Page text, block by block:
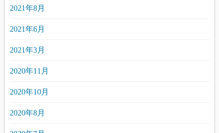
2021年8月
2021年6月
2021年3月
2020年11月
2020年10月
2020年8月